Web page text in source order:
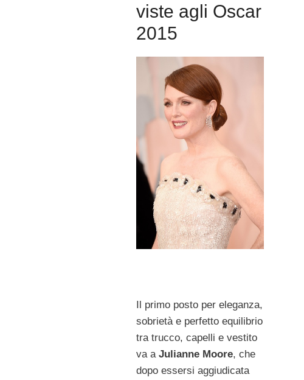
viste agli Oscar
2015
Il primo posto per eleganza,
sobrietà e perfetto equilibrio
tra trucco, capelli e vestito
va a Julianne Moore, che
dopo essersi aggiudicata